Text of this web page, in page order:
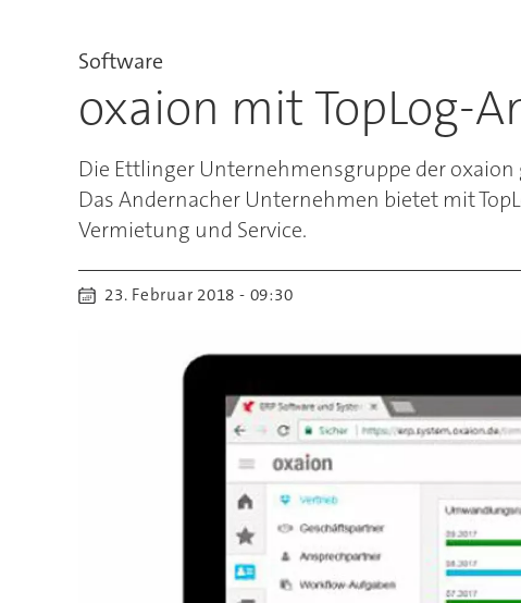
Software
oxaion mit TopLog-
Die Ettlinger Unternehmensgruppe der
Das Andernacher Unternehmen bietet mit
Vermietung und Service.
23. Februar 2018 - 09:30